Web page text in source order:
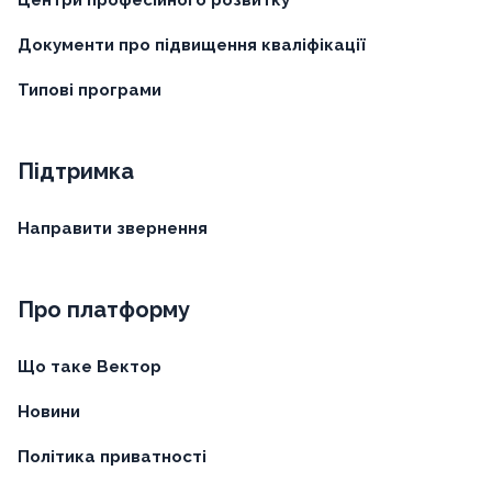
Документи про підвищення кваліфікації
Типові програми
Підтримка
Направити звернення
Про платформу
Що таке Вектор
Новини
Політика приватності